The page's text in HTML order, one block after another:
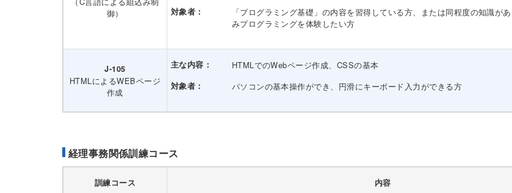
御）
対象者：
「プログラミング基礎」の内容を習得している方、または同程度の知識が
みプログラミングを体験したい方
J-105
HTMLによるWEBページ
作成
主な内容： HTMLでのWebページ作成、CSSの基本
対象者： パソコンの基本操作ができ、円滑にキーボード入力ができる方
経理事務関係訓練コース
訓練コース 内容